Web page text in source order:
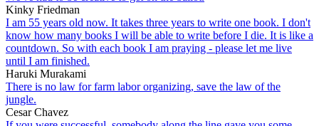
Kinky Friedman
I am 55 years old now. It takes three years to write one book. I don't
know how many books I will be able to write before I die. It is like a
countdown. So with each book I am praying - please let me live
until I am finished.
Haruki Murakami
There is no law for farm labor organizing, save the law of the
jungle.
Cesar Chavez